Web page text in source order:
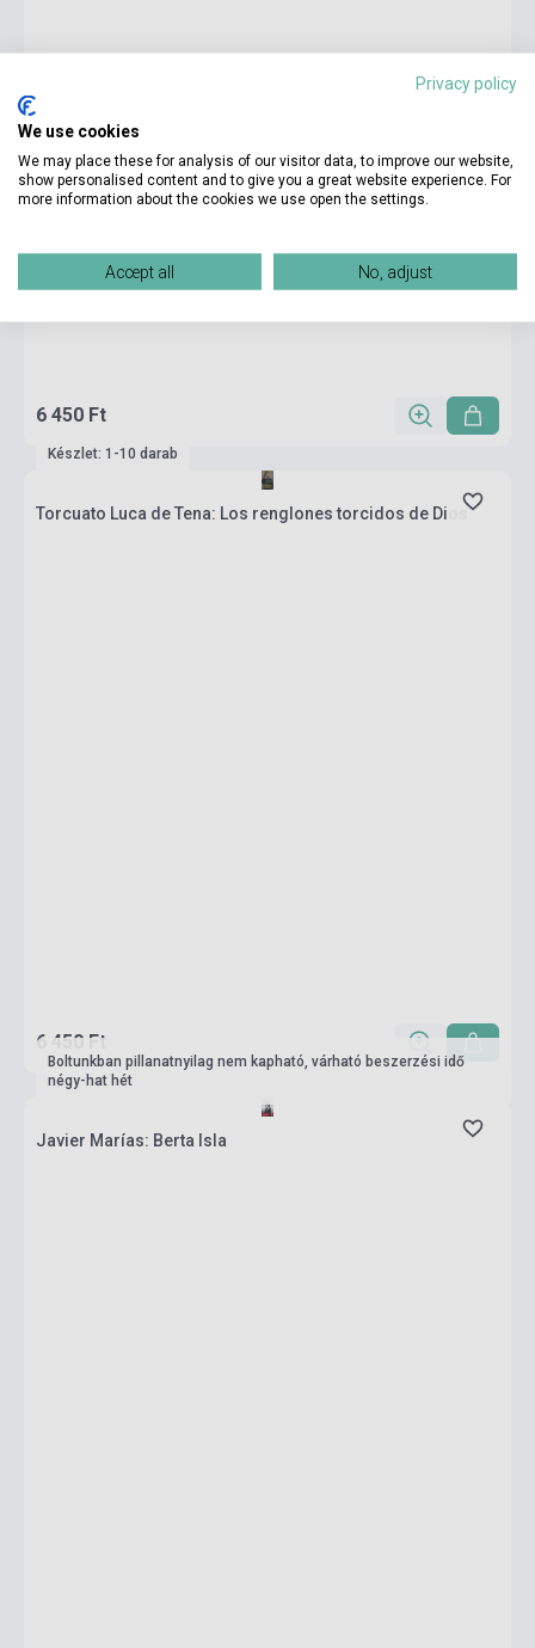
6 450 Ft
Készlet: 1-10 darab
Torcuato Luca de Tena: Los renglones torcidos de Dios
6 450 Ft
Boltunkban pillanatnyilag nem kapható, várható beszerzési idő
négy-hat hét
Javier Marías: Berta Isla
Privacy policy
We use cookies
We may place these for analysis of our visitor data, to improve our website,
show personalised content and to give you a great website experience. For
more information about the cookies we use open the settings.
Accept all No, adjust